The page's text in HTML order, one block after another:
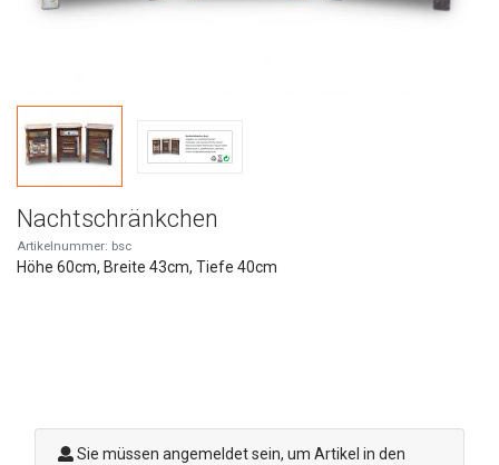
Nachtschränkchen
Artikelnummer: bsc
Höhe 60cm, Breite 43cm, Tiefe 40cm
Sie müssen angemeldet sein, um Artikel in den